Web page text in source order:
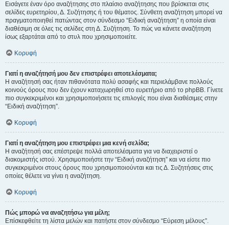
Εισάγετε έναν όρο αναζήτησης στο πλαίσιο αναζήτησης που βρίσκεται στις
σελίδες ευρετηρίου, Δ. Συζήτησης ή του θέματος. Σύνθετη αναζήτηση μπορεί να
πραγματοποιηθεί πατώντας στον σύνδεσμο “Ειδική αναζήτηση” η οποία είναι
διαθέσιμη σε όλες τις σελίδες στη Δ. Συζήτηση. Το πώς να κάνετε αναζήτηση
ίσως εξαρτάται από το στυλ που χρησιμοποιείτε.
Κορυφή
Γιατί η αναζήτησή μου δεν επιστρέφει αποτελέσματα;
Η αναζήτησή σας ήταν πιθανότατα πολύ ασαφής και περιελάμβανε πολλούς
κοινούς όρους που δεν έχουν καταχωρηθεί στο ευρετήριο από το phpBB. Γίνετε
πιο συγκεκριμένοι και χρησιμοποιήσετε τις επιλογές που είναι διαθέσιμες στην
“Ειδική αναζήτηση”.
Κορυφή
Γιατί η αναζήτηση μου επιστρέφει μια κενή σελίδα;
Η αναζήτησή σας επέστρεψε πολλά αποτελέσματα για να διαχειριστεί ο
διακομιστής ιστού. Χρησιμοποιήστε την “Ειδική αναζήτηση” και να είστε πιο
συγκεκριμένοι στους όρους που χρησιμοποιούνται και τις Δ. Συζητήσεις στις
οποίες θέλετε να γίνει η αναζήτηση.
Κορυφή
Πώς μπορώ να αναζητήσω για μέλη;
Επίσκεφθείτε τη λίστα μελών και πατήστε στον σύνδεσμο “Εύρεση μέλους”.